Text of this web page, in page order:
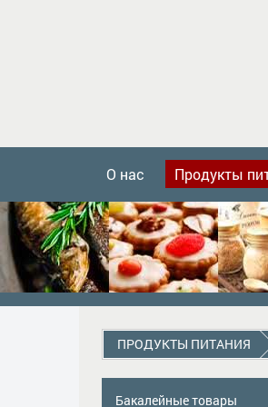
О нас Продукты
ПРОДУКТЫ ПИТАНИЯ
Бакалейные товары